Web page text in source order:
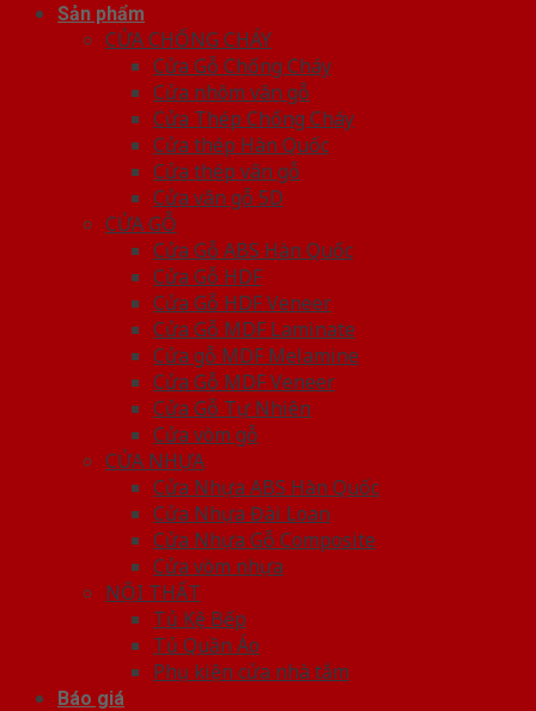
Sản phẩm
CỬA CHỐNG CHÁY
Cửa Gỗ Chống Cháy
Cửa nhôm vân gỗ
Cửa Thép Chống Cháy
Cửa thép Hàn Quốc
Cửa thép vân gỗ
Cửa vân gỗ 5D
CỬA GỖ
Cửa Gỗ ABS Hàn Quốc
Cửa Gỗ HDF
Cửa Gỗ HDF Veneer
Cửa Gỗ MDF Laminate
Cửa gỗ MDF Melamine
Cửa Gỗ MDF Veneer
Cửa Gỗ Tự Nhiên
Cửa vòm gỗ
CỬA NHỰA
Cửa Nhựa ABS Hàn Quốc
Cửa Nhựa Đài Loan
Cửa Nhựa Gỗ Composite
Cửa vòm nhựa
NỘI THẤT
Tủ Kệ Bếp
Tủ Quần Áo
Phụ kiện cửa nhà tắm
Báo giá